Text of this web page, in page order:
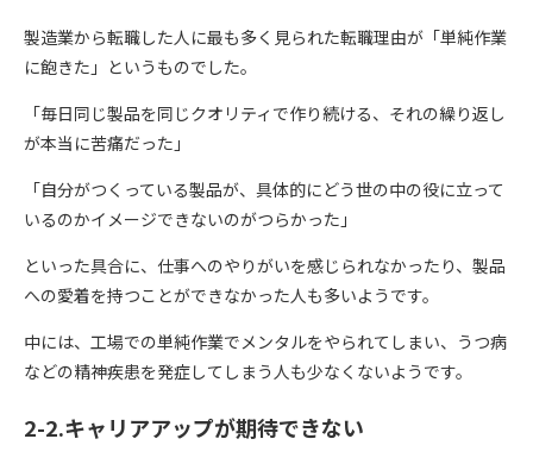
製造業から転職した人に最も多く見られた転職理由が「単純作業
に飽きた」というものでした。
「毎日同じ製品を同じクオリティで作り続ける、それの繰り返し
が本当に苦痛だった」
「自分がつくっている製品が、具体的にどう世の中の役に立って
いるのかイメージできないのがつらかった」
といった具合に、仕事へのやりがいを感じられなかったり、製品
への愛着を持つことができなかった人も多いようです。
中には、工場での単純作業でメンタルをやられてしまい、うつ病
などの精神疾患を発症してしまう人も少なくないようです。
2-2.キャリアアップが期待できない